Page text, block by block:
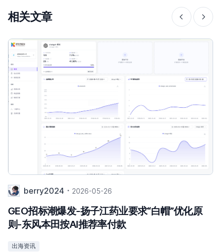
相关文章
berry2024 2026-05-26
GEO招标潮爆发-扬子江药业要求“白帽”优化原
则-东风本田按AI推荐率付款
出海资讯